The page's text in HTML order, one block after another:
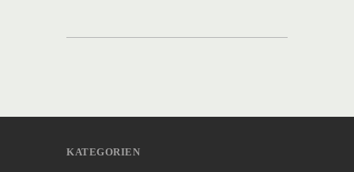
KATEGORIEN